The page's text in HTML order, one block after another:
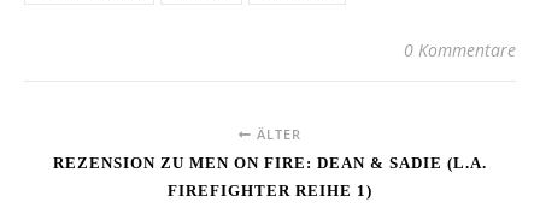
0 Kommentare
ÄLTER
REZENSION ZU MEN ON FIRE: DEAN & SADIE (L.A.
FIREFIGHTER REIHE 1)